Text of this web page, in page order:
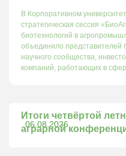
В Корпоративном
стратегическая сессия
биотехнологий в
объединило представителей
научного сообщества,
компаний, работающих в
06.08.2026
Итоги четвёртой
аграрной